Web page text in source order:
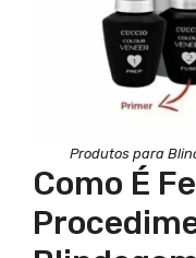
Produtos para
Como É